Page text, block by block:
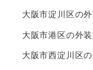
大阪市淀川区の
大阪市港区の外
大阪市西淀川区